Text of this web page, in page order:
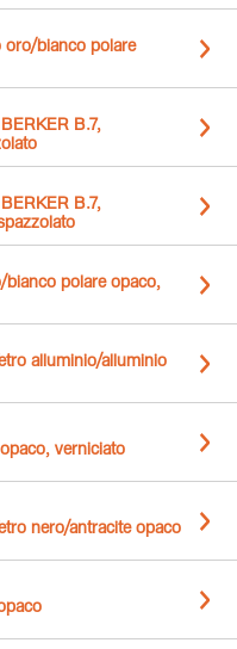
oro/bianco polare
B.7,
B.7,
polare opaco,
alluminio/alluminio
verniciato
nero/antracite opaco